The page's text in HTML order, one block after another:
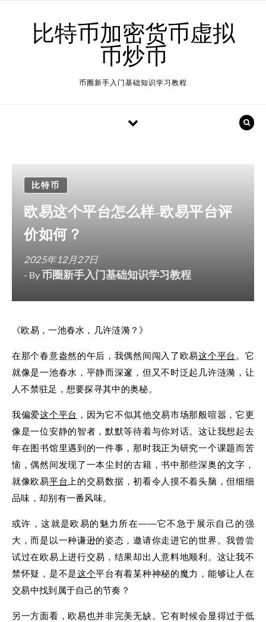
比特币加密货币虚拟
币炒币
币圈新手入门基础知识学习教程
比特币
欧易这个平台怎么样-欧易平台评
价如何？
2025年12月27日
- By币圈新手入门基础知识学习教程
《欧易，一池春水，几许涟漪？》
在那个春意盎然的午后，我偶然间闯入了欧易这个平台。它
就像是一池春水，平静而深邃，但又不时泛起几许涟漪，让
人不禁驻足，想要探寻其中的奥秘。
我偏爱这个平台 ，因为它不似其他交易市场那般喧嚣，它更
像是一位安静的智者，默默等待着与你对话。这让我想起去
年在图书馆里遇到的一件事，那时我正为研究一个课题而苦
恼，偶然间发现了一本尘封的古籍，书中那些深奥的文字，
就像欧易平台上的交易数据，初看令人摸不着头脑，但细细
品味，却别有一番风味。
或许，这就是欧易的魅力所在——它不急于展示自己的强
大，而是以一种谦逊的姿态，邀请你走进它的世界。我曾尝
试过在欧易上进行交易，结果却出人意料地顺利。这让我不
禁怀疑，是不是这个平台有着某种神秘的魔力，能够让人在
交易中找到属于自己的节奏？
另一方面看，欧易也并非完美无缺。它有时候会显得过于低